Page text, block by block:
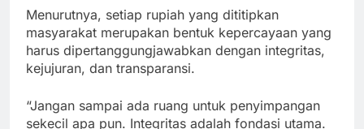
Menurutnya, setiap rupiah yang dititipkan
masyarakat merupakan bentuk kepercayaan yang
harus dipertanggungjawabkan dengan integritas,
kejujuran, dan transparansi.
“Jangan sampai ada ruang untuk penyimpangan
sekecil apa pun. Integritas adalah fondasi utama.